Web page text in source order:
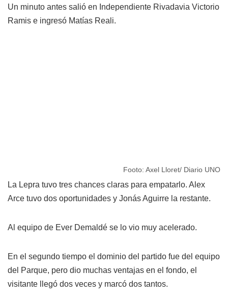
Un minuto antes salió en Independiente Rivadavia Victorio
Ramis e ingresó Matías Reali.
Footo: Axel Lloret/ Diario UNO
La Lepra tuvo tres chances claras para empatarlo. Alex
Arce tuvo dos oportunidades y Jonás Aguirre la restante.
Al equipo de Ever Demaldé se lo vio muy acelerado.
En el segundo tiempo el dominio del partido fue del equipo
del Parque, pero dio muchas ventajas en el fondo, el
visitante llegó dos veces y marcó dos tantos.